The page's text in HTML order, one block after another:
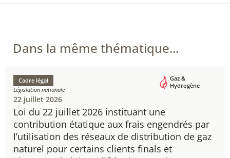
Dans la même thématique...
Loi du 22 juillet 2026 instituant une
contribution étatique aux frais engendrés par
l’utilisation des réseaux de distribution de gaz
naturel pour certains clients finals et
Cadre légal
Législation nationale
Gaz &
Hydrogène
22 juillet 2026